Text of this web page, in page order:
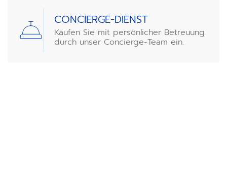
CONCIERGE-DIENST
Kaufen Sie mit persönlicher Betreuung
durch unser Concierge-Team ein.